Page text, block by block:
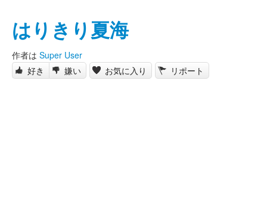
はりきり夏海
作者は Super User
好き
嫌い お気に入り リポート